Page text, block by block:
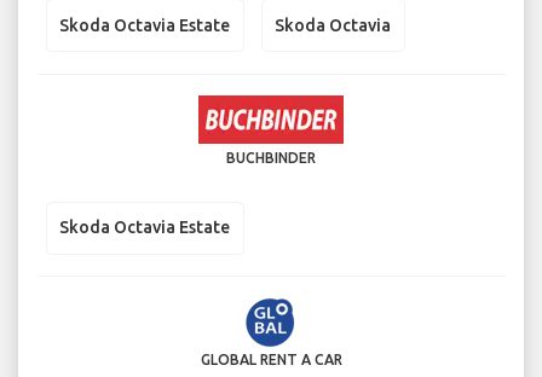
Skoda Octavia Estate Skoda Octavia
BUCHBINDER
Skoda Octavia Estate
GLOBAL RENT A CAR